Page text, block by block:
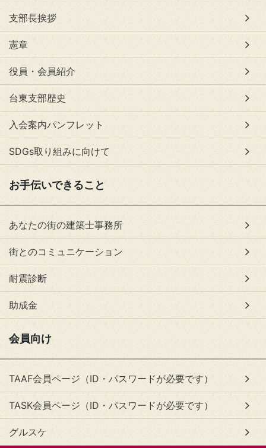
支部長挨拶
憲章
役員・会員紹介
台東支部歴史
入会案内パンフレット
SDGs取り組みに向けて
お手伝いできること
あなたの街の建築士事務所
街とのコミュニケーション
耐震診断
助成金
会員向け
TAAF会員ページ（ID・パスワードが必要です）
TASK会員ページ（ID・パスワードが必要です）
グルスケ